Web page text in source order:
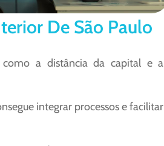
De São Paulo
a distância da capital e a
integrar processos e facilitar